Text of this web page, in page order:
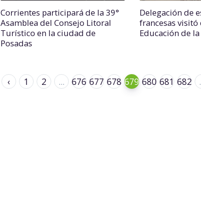
Corrientes participará de la 39°
Asamblea del Consejo Litoral
Turístico en la ciudad de
Posadas
Delegación de
francesas
Educación de
‹ 1 2 ... 676 677 678 679 680 681 682